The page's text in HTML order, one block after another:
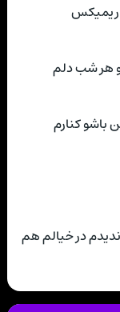
ریمیکس
هر شب دلم
باشو کنارم
در خیالم هم